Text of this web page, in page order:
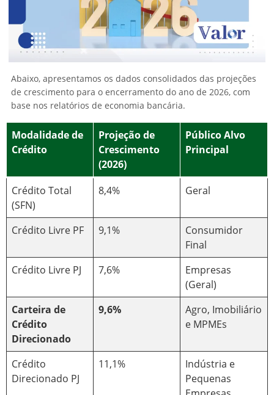
Abaixo, apresentamos os dados consolidados das projeções
de crescimento para o encerramento do ano de 2026, com
base nos relatórios de economia bancária.
Modalidade de
Crédito
Projeção de
Crescimento
(2026)
Público Alvo
Principal
Crédito Total
(SFN)
8,4% Geral
Crédito Livre PF 9,1%
Consumidor
Final
Crédito Livre PJ
7,6%
Empresas
(Geral)
Carteira de
Crédito
Direcionado
9,6%
Agro, Imobiliário
e MPMEs
Crédito
Direcionado PJ
11,1%
Indústria e
Pequenas